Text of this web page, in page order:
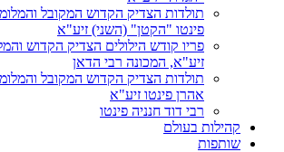
תולדות הצדיק הקדוש המקובל
פינטו "הקטן" (השני) זיע"א
פריו קודש הילולים הצדיק הקדוש
זיע"א, המכונה רבי הדאן
תולדות הצדיק הקדוש המקובל
אהרן פינטו זיע"א
רבי דוד חנניה פינטו
קהילות בעולם
שותפות